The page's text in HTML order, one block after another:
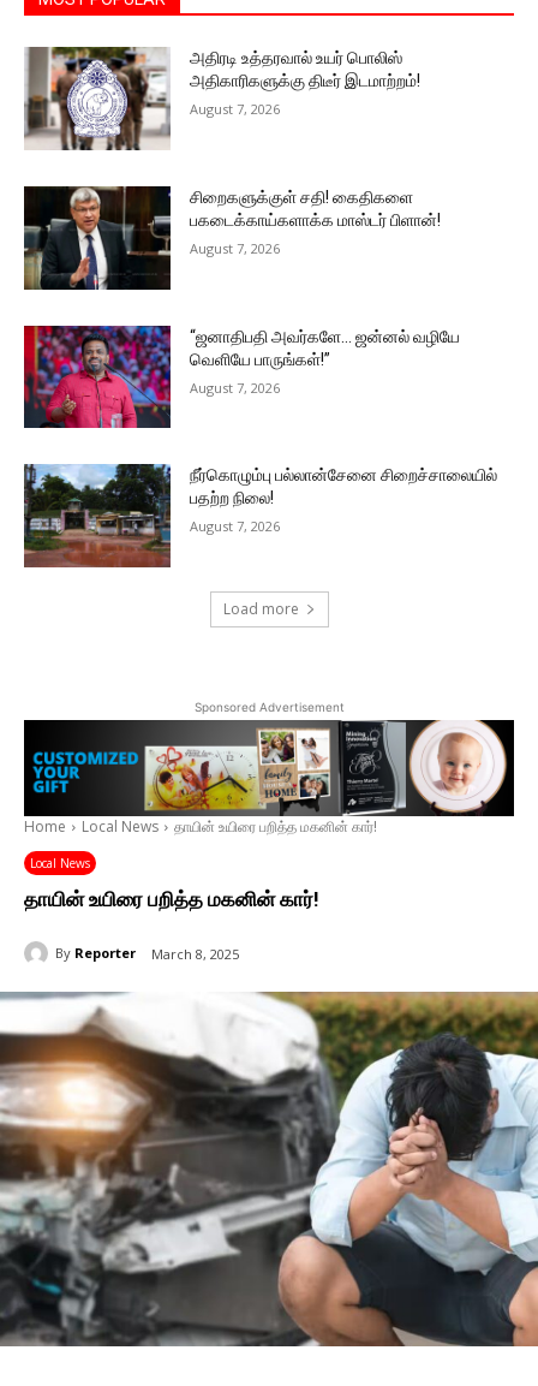
அதிரடி உத்தரவால் உயர் பொலிஸ்
அதிகாரிகளுக்கு திடீர் இடமாற்றம்!
August 7, 2026
சிறைகளுக்குள் சதி! கைதிகளை
பகடைக்காய்களாக்க மாஸ்டர் பிளான்!
August 7, 2026
“ஜனாதிபதி அவர்களே… ஜன்னல் வழியே
வெளியே பாருங்கள்!”
August 7, 2026
நீர்கொழும்பு பல்லான்சேனை சிறைச்சாலையில்
பதற்ற நிலை!
August 7, 2026
Load more